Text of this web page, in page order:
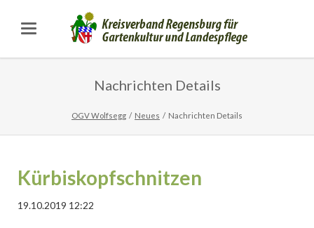
Nachrichten Details
OGV Wolfsegg Neues Nachrichten Details
Kürbiskopfschnitzen
19.10.2019 12:22